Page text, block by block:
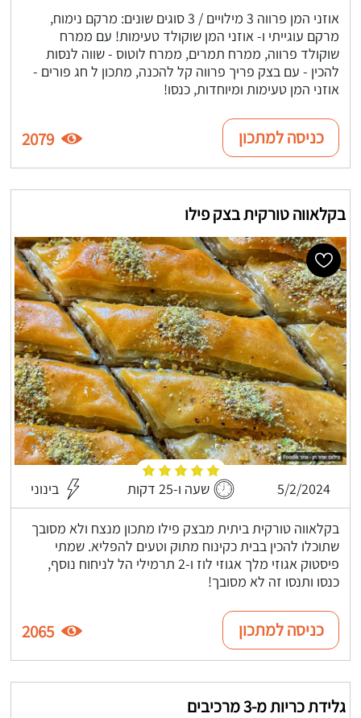
אוזני המן פרווה 3 מילויים / 3 סוגים שונים: מרקם נימוח,
מרקם עוגייתי ו- אוזני המן שוקולד טעימות! עם ממרח
שוקולד פרווה, ממרח תמרים, ממרח לוטוס - שווה לנסות
להכין - עם בצק פריך פרווה קל להכנה, מתכון ל חג פורים -
אוזני המן טעימות ומיוחדות, כנסו!
כניסה למתכון 2079
בקלאווה טורקית בצק פילו
5/2/2024 שעה ו-25 דקות בינוני
בקלאווה טורקית ביתית מבצק פילו מתכון מנצח ולא מסובך
שתוכלו להכין בבית כקינוח מתוק וטעים להפליא. שמתי
פיסטוק אגוזי מלך אגוזי לוז ו-2 תרמילי הל לניחוח נוסף,
כנסו ותנסו זה לא מסובך!
כניסה למתכון 2065
גלידת כריות מ-3 מרכיבים